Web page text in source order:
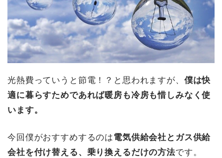
光熱費っていうと節電！？と思われますが、 僕は快
適に暮らすためであれば暖房も冷房も惜しみなく使
います。
今回僕がおすすめするのは電気供給会社とガス供給
会社を付け替える、乗り換えるだけの方法です。